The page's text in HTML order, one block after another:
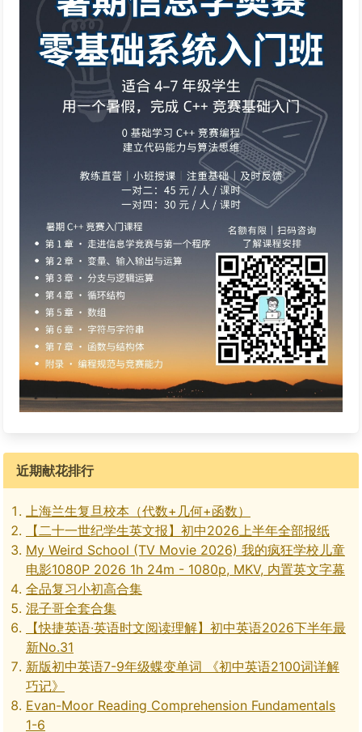
近期献花排行
上海兰生复旦校本（代数+几何+函数）
【二十一世纪学生英文报】初中2026上半年全部报纸
My Weird School (TV Movie 2026) 我的疯狂学校儿童
电影1080P 2026 1h 24m - 1080p, MKV, 内置英文字幕
全品复习小初高合集
混子哥全套合集
【快捷英语·英语时文阅读理解】初中英语2026下半年最
新No.31
新版初中英语7-9年级蝶变单词 《初中英语2100词详解
巧记》
Evan-Moor Reading Comprehension Fundamentals
1-6